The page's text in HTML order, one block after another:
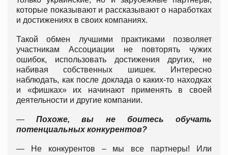
которые показывают и рассказывают о наработках
и достижениях в своих компаниях.
Такой обмен лучшими практиками позволяет
участникам Ассоциации не повторять чужих
ошибок, использовать достижения других, не
набивая собственных шишек. Интересно
наблюдать, как после доклада о каких-то находках
и «фишках» их начинают применять в своей
деятельности и другие компании.
—Похоже, вы не боитесь обучать
потенциальных конкурентов?
— Не конкурентов – мы все партнеры! Или